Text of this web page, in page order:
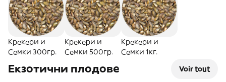
Крекери и
Семки 300гр.
Крекери и
Семки 500гр.
Крекери и
Семки 1кг.
Екзотични плодове Voir tout